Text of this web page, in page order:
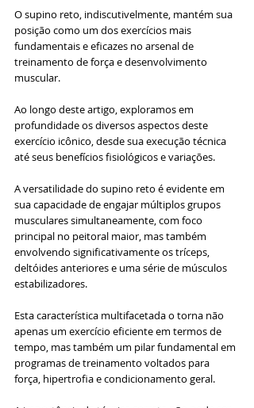
O supino reto, indiscutivelmente, mantém sua
posição como um dos exercícios mais
fundamentais e eficazes no arsenal de
treinamento de força e desenvolvimento
muscular.
Ao longo deste artigo, exploramos em
profundidade os diversos aspectos deste
exercício icônico, desde sua execução técnica
até seus benefícios fisiológicos e variações.
A versatilidade do supino reto é evidente em
sua capacidade de engajar múltiplos grupos
musculares simultaneamente, com foco
principal no peitoral maior, mas também
envolvendo significativamente os tríceps,
deltóides anteriores e uma série de músculos
estabilizadores.
Esta característica multifacetada o torna não
apenas um exercício eficiente em termos de
tempo, mas também um pilar fundamental em
programas de treinamento voltados para
força, hipertrofia e condicionamento geral.